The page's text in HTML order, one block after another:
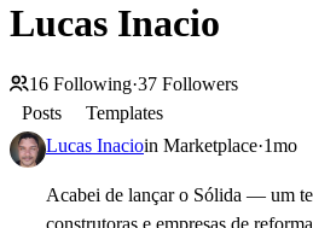
Lucas Inacio
16 Following·37 Followers
Posts
Templates
Lucas Inacioin Marketplace·1mo
Acabei de lançar o Sólida — um
construtoras e empresas de